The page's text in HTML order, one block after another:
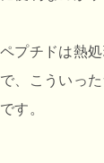
プチドは熱
、こういっ
す。